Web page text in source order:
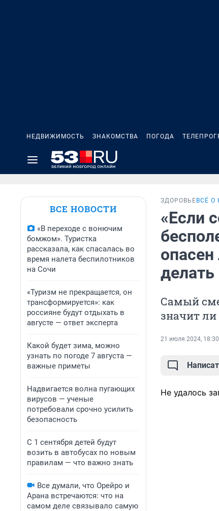
НЕДВИЖИМОСТЬ ЗНАКОМСТВА ПОГОДА
ВСЕ НОВОСТИ
«В переходе с вонючим
бомжом». Туристка
рассказала, как спасалась во
время налета беспилотников
на Сочи
«Туризм не прекращается, он
трансформируется»: как
россияне будут отдыхать в
августе — ответ эксперта
Какой будет зима, можно
узнать по погоде 7 августа —
важные приметы
Надвигается волна пугающих
вирусов — ученые
потребовали срочно усилить
безопасность
С 1 сентября детей будут
возить в автобусах по новым
правилам — что важно знать
Все думали, что Орейро и
Арана встречаются: что на
самом деле связывало самую
ЗДОРОВЬЕ ВСЁ О
«Если
опасен
Самый
значит ли
21 июля 2024, 18:30
Не удалось